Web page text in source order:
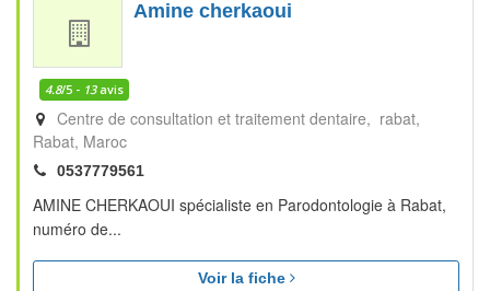
Amine cherkaoui
4.8/5 - 13avis
Centre de consultation et traitement dentaire, rabat
Rabat Maroc
0537779561
AMINE CHERKAOUI spécialiste en Parodontologie à Rabat,
numéro de...
Voir la fiche